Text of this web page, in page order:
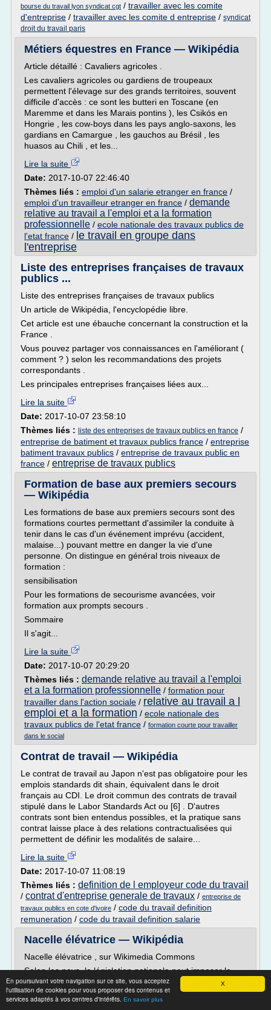
X
En poursuivant votre navigation sur ce site, vous acceptez
l'utilisation de cookies pour vous proposer des contenus et
services adaptés à vos centres d'intérêts. En savoir plus
bourse du travail lyon syndicat cgt / travailler avec les comite
d'entreprise / travailler avec les comite d entreprise / syndicat
droit du travail paris
Métiers équestres en France — Wikipédia
Article détaillé : Cavaliers agricoles .
Les cavaliers agricoles ou gardiens de troupeaux
permettent l'élevage sur des grands territoires, souvent
difficile d'accès : ce sont les butteri en Toscane (en
Maremme et dans les Marais pontins ), les Csikós en
Hongrie , les cow-boys dans les pays anglo-saxons, les
gardians en Camargue , les gauchos au Brésil , les
huasos au Chili , et les...
Lire la suite
Date: 2017-10-07 22:46:40
Thèmes liés : emploi d'un salarie etranger en france /
emploi d'un travailleur etranger en france / demande
relative au travail a l'emploi et a la formation
professionnelle / ecole nationale des travaux publics de
l'etat france / le travail en groupe dans
l'entreprise
Liste des entreprises françaises de travaux
publics ...
Liste des entreprises françaises de travaux publics
Un article de Wikipédia, l'encyclopédie libre.
Cet article est une ébauche concernant la construction et la
France .
Vous pouvez partager vos connaissances en l'améliorant (
comment ? ) selon les recommandations des projets
correspondants .
Les principales entreprises françaises liées aux...
Lire la suite
Date: 2017-10-07 23:58:10
Thèmes liés : liste des entreprises de travaux publics en france /
entreprise de batiment et travaux publics france / entreprise
batiment travaux publics / entreprise de travaux public en
france / entreprise de travaux publics
Formation de base aux premiers secours
— Wikipédia
Les formations de base aux premiers secours sont des
formations courtes permettant d'assimiler la conduite à
tenir dans le cas d'un événement imprévu (accident,
malaise...) pouvant mettre en danger la vie d'une
personne. On distingue en général trois niveaux de
formation :
sensibilisation
Pour les formations de secourisme avancées, voir
formation aux prompts secours .
Sommaire
Il s'agit...
Lire la suite
Date: 2017-10-07 20:29:20
Thèmes liés : demande relative au travail a l'emploi
et a la formation professionnelle / formation pour
travailler dans l'action sociale / relative au travail a l
emploi et a la formation / ecole nationale des
travaux publics de l'etat france / formation courte pour travailler
dans le social
Contrat de travail — Wikipédia
Le contrat de travail au Japon n'est pas obligatoire pour les
emplois standards dit shain, équivalent dans le droit
français au CDI. Le droit commun des contrats de travail
stipulé dans le Labor Standards Act ou [6] . D'autres
contrats sont bien entendus possibles, et la pratique sans
contrat laisse place à des relations contractualisées qui
permettent de définir les modalités de salaire...
Lire la suite
Date: 2017-10-07 11:08:19
Thèmes liés : definition de l employeur code du travail
/ contrat d'entreprise generale de travaux / entreprise de
travaux publics en cote d'ivoire / code du travail definition
remuneration / code du travail definition salarie
Nacelle élévatrice — Wikipédia
Nacelle élévatrice , sur Wikimedia Commons
Selon les pays, la législation nationale peut imposer le
port d'un harnais lorsqu'on travaille dans une nacelle
élévatrice, et ce même si la plateforme est
systématiquement composée d'une balustrade pour éviter